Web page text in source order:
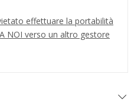
effettuare la portabilità
NOI verso un altro gestore